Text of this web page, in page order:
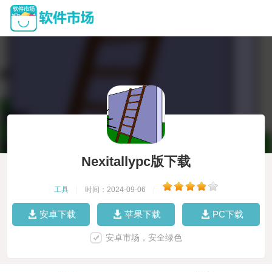
Nexitallypc版下载
工具 时间：2024-09-06
安卓下载 苹果下载 PC下载
安卓市场，安全绿色